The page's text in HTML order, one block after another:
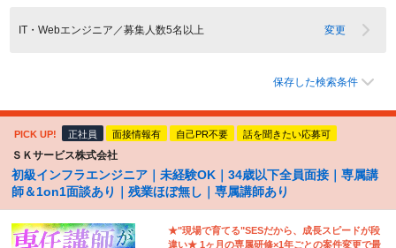
IT・Webエンジニア／募集人数5名以上 変更
保存した検索条件
PICK UP! 正社員 面接情報有 自己PR不要 話を聞きたい応募可
ＳＫサービス株式会社
初級インフラエンジニア｜未経験OK｜34歳以下全員面接｜専属講
師＆1on1面談あり｜残業ほぼ無し｜専属講師あり
★"現場で育てる"SESだから、成長スピードが段
違い★ 1ヶ月の専属研修×1年ごとの案件変更で最